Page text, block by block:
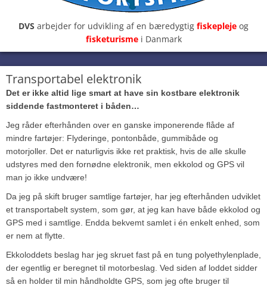
DVS arbejder for udvikling af en bæredygtig fiskepleje og
fisketurisme i Danmark
Transportabel elektronik
Det er ikke altid lige smart at have sin kostbare elektronik
siddende fastmonteret i båden…
Jeg råder efterhånden over en ganske imponerende flåde af
mindre fartøjer: Flyderinge, pontonbåde, gummibåde og
motorjoller. Det er naturligvis ikke ret praktisk, hvis de alle skulle
udstyres med den fornødne elektronik, men ekkolod og GPS vil
man jo ikke undvære!
Da jeg på skift bruger samtlige fartøjer, har jeg efterhånden udviklet
et transportabelt system, som gør, at jeg kan have både ekkolod og
GPS med i samtlige. Endda bekvemt samlet i én enkelt enhed, som
er nem at flytte.
Ekkoloddets beslag har jeg skruet fast på en tung polyethylenplade,
der egentlig er beregnet til motorbeslag. Ved siden af loddet sidder
så en holder til min håndholdte GPS, som jeg ofte bruger til